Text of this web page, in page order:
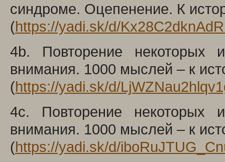
синдроме. Оцепенение. К
(https://yadi.sk/d/
4b. Повторение
внимания. 1000 мыслей – к
(https://yadi.sk/d/
4c. Повторение
внимания. 1000 мыслей – к
(https://yadi.sk/d/